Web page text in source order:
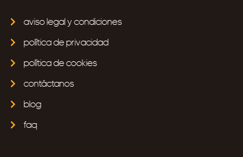
aviso legal y condiciones
política de privacidad
política de cookies
contáctanos
blog
faq